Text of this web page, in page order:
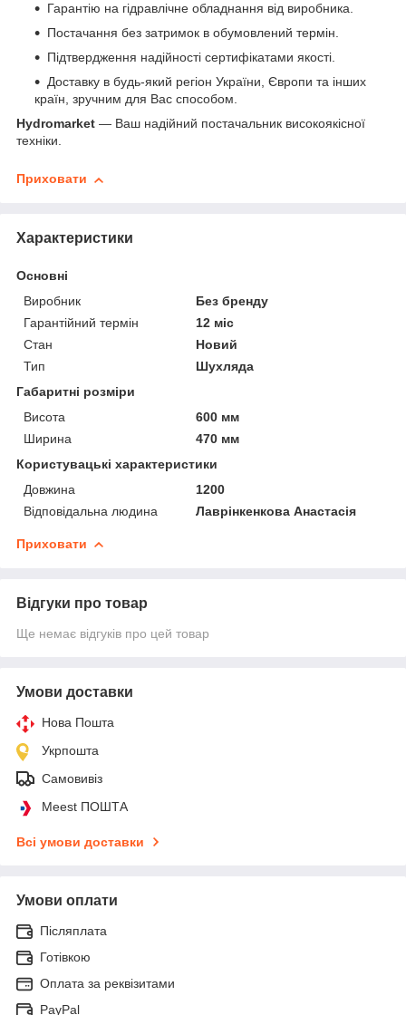
Гарантію на гідравлічне обладнання від виробника.
Постачання без затримок в обумовлений термін.
Підтвердження надійності сертифікатами якості.
Доставку в будь-який регіон України, Європи та інших
країн, зручним для Вас способом.
Hydromarket — Ваш надійний постачальник високоякісної
техніки.
Приховати
Характеристики
Основні
Виробник
Без бренду
Гарантійний термін
12 міс
Стан
Новий
Тип
Шухляда
Габаритні розміри
Висота
600 мм
Ширина
470 мм
Користувацькі характеристики
Довжина
1200
Відповідальна людина
Лаврінкенкова Анастасія
Приховати
Відгуки про товар
Ще немає відгуків про цей товар
Умови доставки
Нова Пошта
Укрпошта
Самовивіз
Meest ПОШТА
Всі умови доставки
Умови оплати
Післяплата
Готівкою
Оплата за реквізитами
PayPal